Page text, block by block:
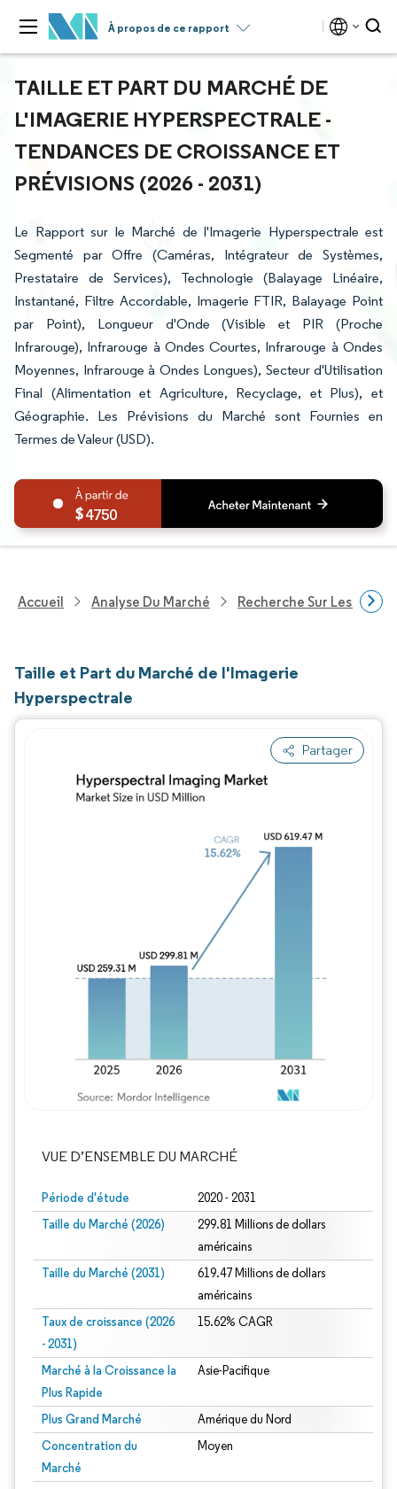
À propos de ce rapport
TAILLE ET PART DU MARCHÉ DE
L'IMAGERIE HYPERSPECTRALE -
TENDANCES DE CROISSANCE ET
PRÉVISIONS (2026 - 2031)
Le Rapport sur le Marché de l'Imagerie Hyperspectrale est
Segmenté par Offre (Caméras, Intégrateur de Systèmes,
Prestataire de Services), Technologie (Balayage Linéaire,
Instantané, Filtre Accordable, Imagerie FTIR, Balayage Point
par Point), Longueur d'Onde (Visible et PIR (Proche
Infrarouge), Infrarouge à Ondes Courtes, Infrarouge à Ondes
Moyennes, Infrarouge à Ondes Longues), Secteur d'Utilisation
Final (Alimentation et Agriculture, Recyclage, et Plus), et
Géographie. Les Prévisions du Marché sont Fournies en
Termes de Valeur (USD).
4750
Accueil Analyse Du Marché Recherche Sur Les
Taille et Part du Marché de l'Imagerie
Hyperspectrale
Partager
VUE D’ENSEMBLE DU MARCHÉ
Période d'étude 2020 - 2031
Taille du Marché (2026)
299.81 Millions de dollars
américains
Taille du Marché (2031)
619.47 Millions de dollars
américains
Taux de croissance (2026
- 2031)
15.62% CAGR
Marché à la Croissance la
Plus Rapide
Asie-Pacifique
Plus Grand Marché Amérique du Nord
Concentration du
Marché
Moyen
Image © Mordor Intelligence. La